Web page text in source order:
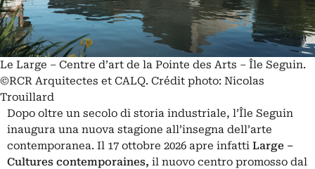
Le Large – Centre d’art de la Pointe des Arts – Île Seguin.
©RCR Arquitectes et CALQ. Crédit photo: Nicolas
Trouillard
Dopo oltre un secolo di storia industriale, l’Île Seguin
inaugura una nuova stagione all’insegna dell’arte
contemporanea. Il 17 ottobre 2026 apre infatti Large –
Cultures contemporaines, il nuovo centro promosso dal